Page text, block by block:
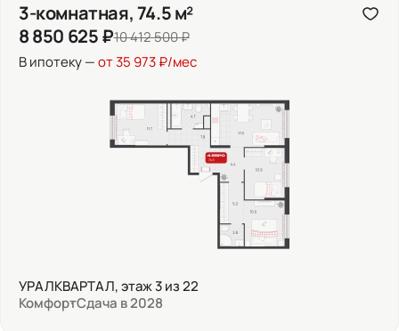
3-комнатная, 74.5 м²
8 850 625 ₽10 412 500 ₽
В ипотеку —от 35 973 ₽/мес
УРАЛКВАРТАЛ, этаж 3 из 22
КомфортСдача в 2028